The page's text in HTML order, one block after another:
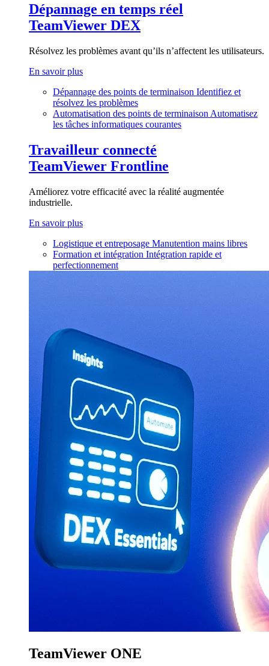
Dépannage en temps réel
TeamViewer DEX
Résolvez les problèmes avant qu’ils n’affectent les utilisateurs.
En savoir plus
Dépannage des points de terminaison Identifiez et
résolvez les problèmes
Automatisation des points de terminaison Automatisez
les tâches informatiques courantes
Travailleur connecté
TeamViewer Frontline
Améliorez votre efficacité avec la réalité augmentée
industrielle.
En savoir plus
Logistique et entreposage Manutention mains libres
Formation et intégration Intégration rapide et
perfectionnement
TeamViewer ONE